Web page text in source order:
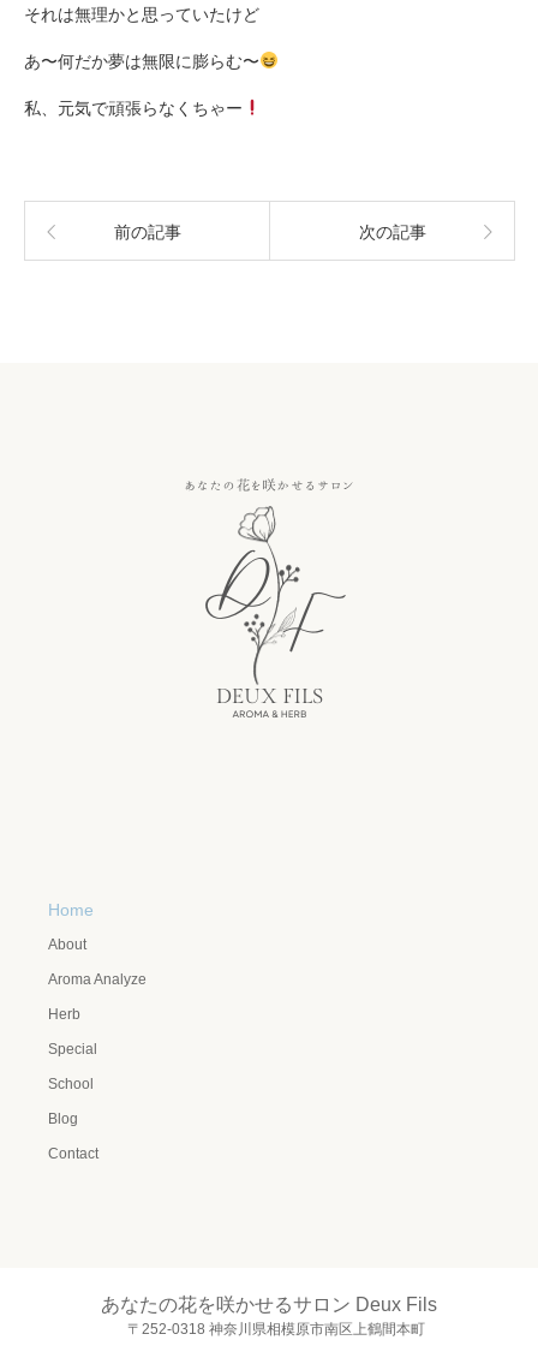
それは無理かと思っていたけど
あ〜何だか夢は無限に膨らむ〜
私、元気で頑張らなくちゃー
前の記事 次の記事
Home
About
Aroma Analyze
Herb
Special
School
Blog
Contact
あなたの花を咲かせるサロン Deux Fils
〒252-0318 神奈川県相模原市南区上鶴間本町